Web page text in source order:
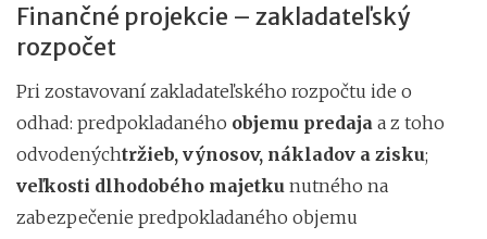
Finančné projekcie – zakladateľský
rozpočet
Pri zostavovaní zakladateľského rozpočtu ide o
odhad: predpokladaného objemu predaja a z toho
odvodenýchtržieb, výnosov, nákladov a zisku;
veľkosti dlhodobého majetku nutného na
zabezpečenie predpokladaného objemu